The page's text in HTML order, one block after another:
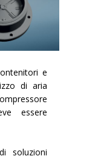
e
di aria
essere
soluzioni